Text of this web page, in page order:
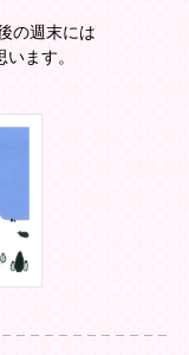
の週末には
ます。